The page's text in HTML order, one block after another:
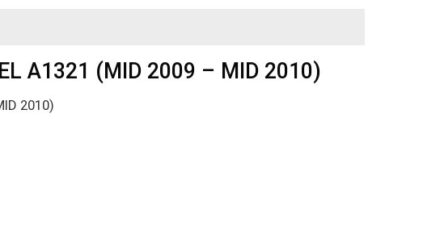
A1321 (MID 2009 – MID 2010)
2010)